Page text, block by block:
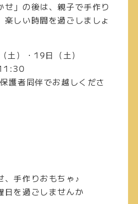
せ」の後は、親子で手作り
楽しい時間を過ごしましょ
土）・19日（土）
護者同伴でお越しくださ
、手作りおもちゃ♪
日を過ごしませんか